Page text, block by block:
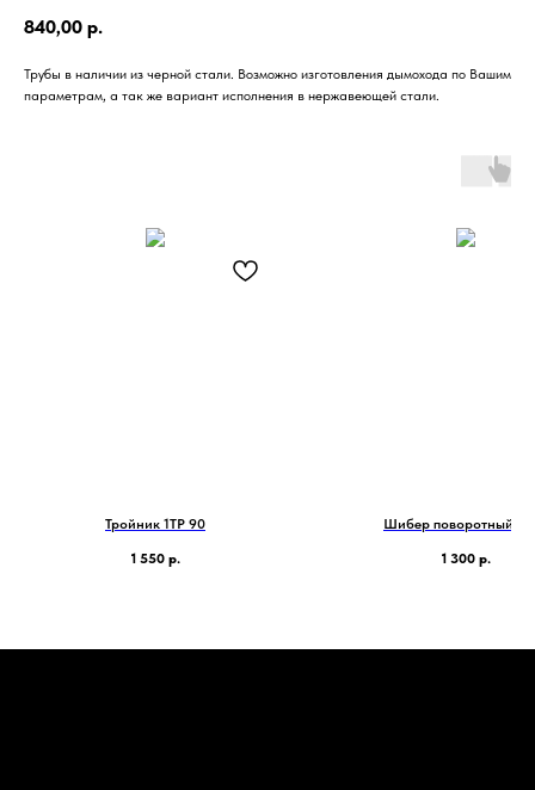
840,00 р.
Трубы в наличии из черной стали. Возможно изготовления дымохода по Вашим
параметрам, а так же вариант исполнения в нержавеющей стали.
Тройник 1ТР 90
1 550 р.
Шибер поворотный
1 300 р.